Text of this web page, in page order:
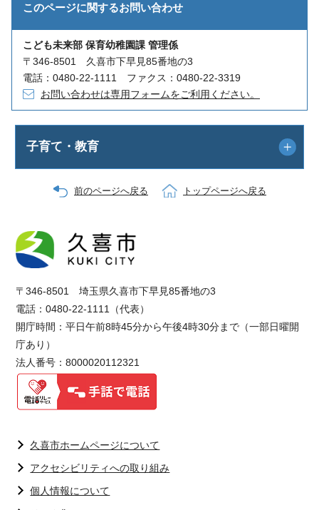
このページに関するお問い合わせ
こども未来部 保育幼稚園課 管理係
〒346-8501 久喜市下早見85番地の3
電話：0480-22-1111 ファクス：0480-22-3319
お問い合わせは専用フォームをご利用ください。
子育て・教育
前のページへ戻る トップページへ戻る
〒346-8501 埼玉県久喜市下早見85番地の3
電話：0480-22-1111（代表）
開庁時間：平日午前8時45分から午後4時30分まで（一部日曜開
庁あり）
法人番号：8000020112321
久喜市ホームページについて
アクセシビリティへの取り組み
個人情報について